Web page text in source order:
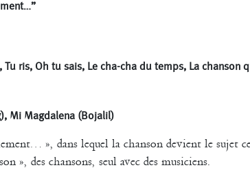
ris, Oh tu sais, Le cha-cha du temps, La chanson
Mi Magdalena (Bojalil)
», dans lequel la chanson devient le sujet
», des chansons, seul avec des musiciens.